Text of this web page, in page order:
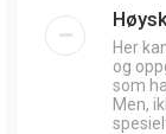
Her
og
som
Men,